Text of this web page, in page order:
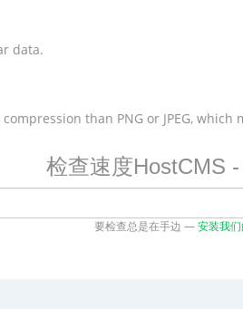
data.
than PNG or JPEG,
检查速度HostCMS
要检查总是在手边 —安装我